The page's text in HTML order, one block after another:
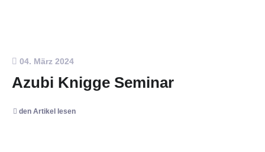
04. März 2024
Azubi Knigge Seminar
den Artikel lesen